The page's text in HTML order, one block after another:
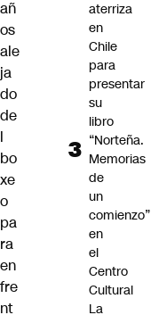
añ
os
ale
ja
do
de
l
bo
xe
o
pa
ra
en
fre
nt
aterriza
en
Chile
para
presentar
su
libro
“Norteña.
Memorias
de
un
comienzo”
en
el
Centro
Cultural
La